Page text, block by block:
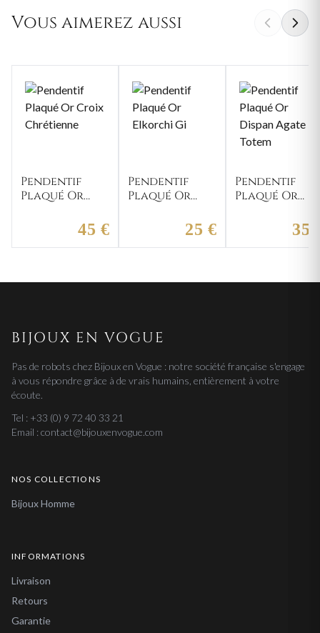
Vous aimerez aussi
Pendentif
Plaqué Or
Chrétienne45 €
Pendentif
Plaqué Or
25 €
Pendentif
Plaqué Or
35
BIJOUX EN VOGUE
Pas de robots chez Bijoux en Vogue : notre société française s'engage
à vous répondre grâce à de vrais humains, entièrement à votre
écoute.
Tel : +33 (0) 9 72 40 33 21
Email : contact@bijouxenvogue.com
NOS COLLECTIONS
Bijoux Homme
INFORMATIONS
Livraison
Retours
Garantie